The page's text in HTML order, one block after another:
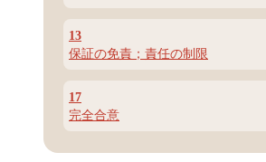
13
保証の免責；責任の制限
17
完全合意